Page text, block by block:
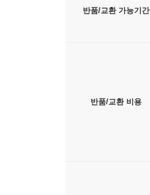
반품/교환 가능기간
반품/교환 비용